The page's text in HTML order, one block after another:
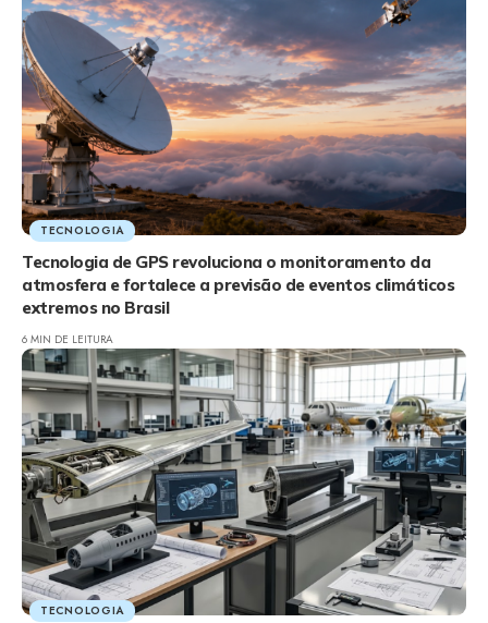
TECNOLOGIA
Tecnologia de GPS revoluciona o monitoramento da
atmosfera e fortalece a previsão de eventos climáticos
extremos no Brasil
6 MIN DE LEITURA
TECNOLOGIA